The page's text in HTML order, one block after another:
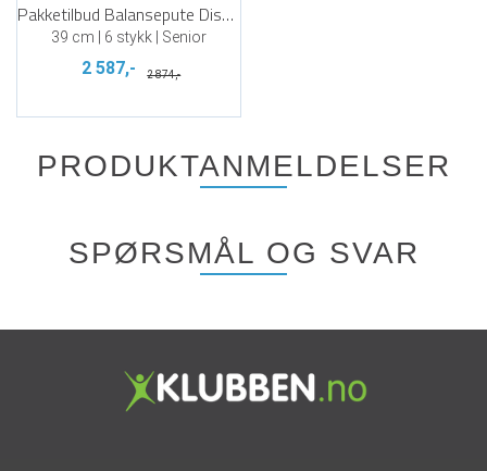
Pakketilbud Balansepute Discosit
39 cm | 6 stykk | Senior
2 587,- 2 874,-
PRODUKTANMELDELSER
SPØRSMÅL OG SVAR